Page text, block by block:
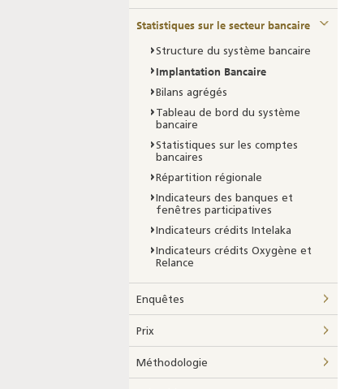
Statistiques sur le secteur bancaire
Structure du système bancaire
Implantation Bancaire
Bilans agrégés
Tableau de bord du système
bancaire
Statistiques sur les comptes
bancaires
Répartition régionale
Indicateurs des banques et
fenêtres participatives
Indicateurs crédits Intelaka
Indicateurs crédits Oxygène et
Relance
Enquêtes
Prix
Méthodologie